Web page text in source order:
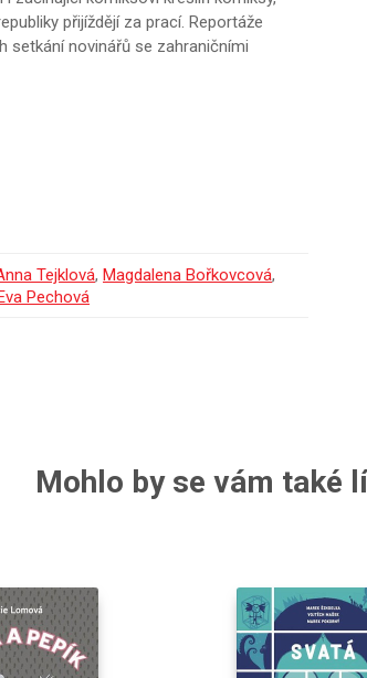
přijíždějí za prací. Reportáže
setkání novinářů se zahraničními
Tejklová, Magdalena Bořkovcová,
Pechová
Mohlo by se vám také